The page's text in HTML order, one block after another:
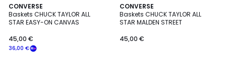
CONVERSE
Baskets CHUCK TAYLOR ALL
STAR EASY-ON CANVAS
36,00 €
45,00 €
4,4
/ 5
CONVERSE
Baskets CHUCK TAYLOR ALL
STAR MALDEN STREET
45,00 €
5
/
5